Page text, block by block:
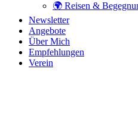
🌍 Reisen &
Newsletter
Angebote
Über Mich
Empfehlungen
Verein